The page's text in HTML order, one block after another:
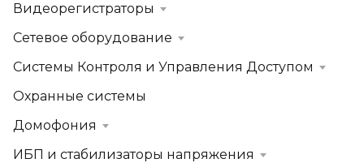
Видеорегистраторы
Сетевое оборудование
Системы Контроля и Управления Доступом
Охранные системы
Домофония
ИБП и стабилизаторы напряжения